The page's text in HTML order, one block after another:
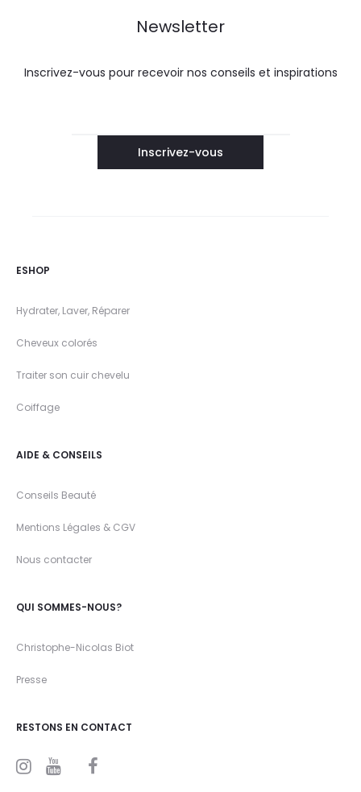
Newsletter
Inscrivez-vous pour recevoir nos conseils et inspirations
ESHOP
Hydrater, Laver, Réparer
Cheveux colorés
Traiter son cuir chevelu
Coiffage
AIDE & CONSEILS
Conseils Beauté
Mentions Légales & CGV
Nous contacter
QUI SOMMES-NOUS?
Christophe-Nicolas Biot
Presse
RESTONS EN CONTACT